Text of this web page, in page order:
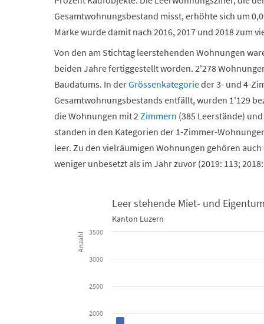
Gesamtwohnungsbestand misst, erhöhte sich um
Marke wurde damit nach 2016, 2017 und 2018 zum
Von den am Stichtag leerstehenden Wohnungen
beiden Jahre fertiggestellt worden. 2'278
Baudatums. In derGrössenkategorieder 3- und 4-
Gesamtwohnungsbestands entfällt, wurden 1'129
die Wohnungen mit 2Zimmern (385 Leerstände)
standen in den Kategorien der 1-Zimmer-
leer. Zu den vielräumigen Wohnungen gehören
weniger unbesetzt als im Jahr zuvor (2019: 113;
Leer stehende Miet- und Eigentumswohnungen am
Bar chart with 2 data series.
View as data table, Leer stehende Miet- und
The chart has 1 X axis displaying categories.
Anzahl
Leer stehende Miet- und
Kanton Luzern
2000
2500
3000
3500